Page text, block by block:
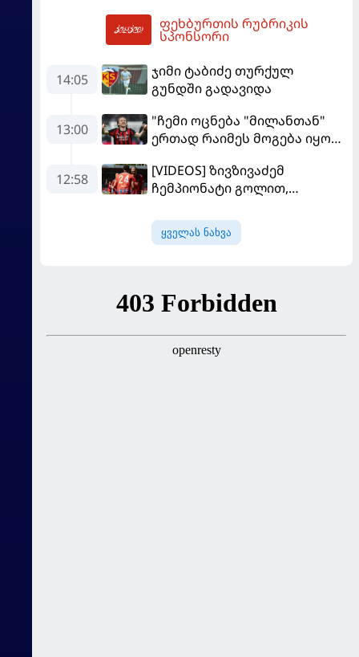
გახდება
ფეხბურთის რუბრიკის
სპონსორი
14:05
ჯიმი ტაბიძე თურქულ
გუნდში გადავიდა
13:00
"ჩემი ოცნება "მილანთან"
ერთად რაიმეს მოგება იყო" -
თავის მისიაზე ისაუბრა
12:58
[VIDEOS] ზივზივაძემ
ჩემპიონატი გოლით,
გამარჯვებით დაიწყო
ყველას ნახვა